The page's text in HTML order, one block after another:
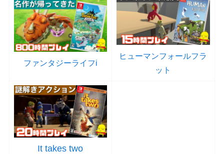
ファンタジーライフi
ヒューマンフォールフラ
ット
It takes two